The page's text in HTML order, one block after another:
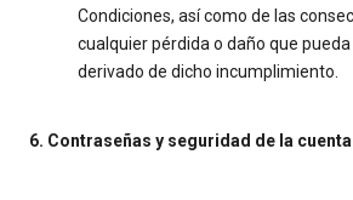
Condiciones, así como de las
cualquier pérdida o daño que
derivado de dicho incumplimiento.
6. Contraseñas y seguridad de la cuenta